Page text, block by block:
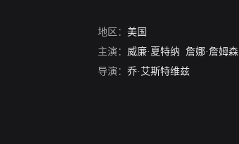
地区： 美国
主演： 威廉·夏特纳 詹娜·詹姆森
导演： 乔·艾斯特维兹